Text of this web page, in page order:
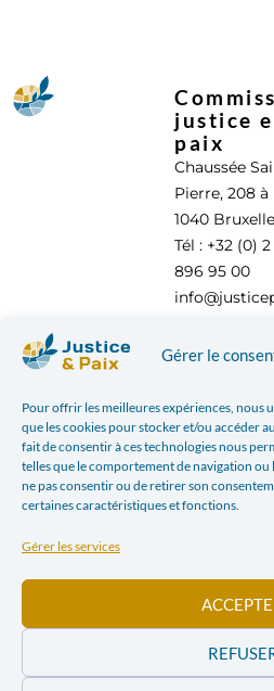
Gérer le
Pour offrir les meilleures expériences, nous
que les cookies pour stocker et/ou accéder
fait de consentir à ces technologies nous
telles que le comportement de navigation ou
ne pas consentir ou de retirer son
certaines caractéristiques et fonctions.
Gérer les services
justice
paix
Chaussée
Pierre, 208 à
1040
Tél : +32 (0) 2
896 95 00
POLITIQUE DE CONFIDENTIALITÉ| JUSTICE & PAIX